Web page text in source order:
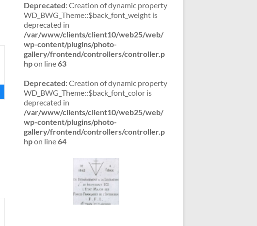
Deprecated: Creation of dynamic property
WD_BWG_Theme::$back_font_weight is
deprecated in
/var/www/clients/client10/web25/web/
wp-content/plugins/photo-
gallery/frontend/controllers/controller.p
hpon line63
Deprecated: Creation of dynamic property
WD_BWG_Theme::$back_font_color is
deprecated in
/var/www/clients/client10/web25/web/
wp-content/plugins/photo-
gallery/frontend/controllers/controller.p
hpon line64